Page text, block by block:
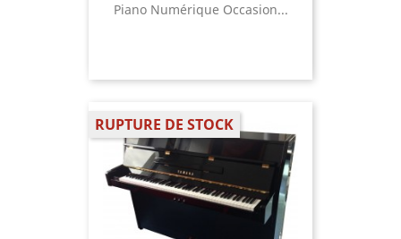
Piano Numérique Occasion...
RUPTURE DE STOCK